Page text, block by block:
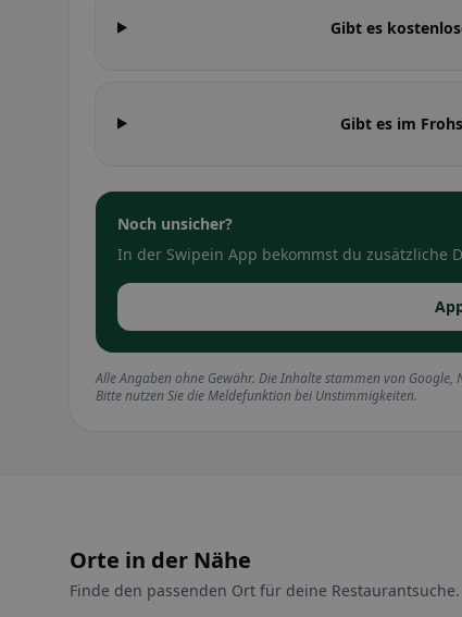
Gibt es
Gibt es im
Noch unsicher?
In der Swipein App bekommst du zusätzliche
Alle Angaben ohne Gewähr. Die Inhalte stammen von
Bitte nutzen Sie die Meldefunktion bei Unstimmigkeiten.
Orte in der Nähe
Finde den passenden Ort für deine Restaurantsuche.